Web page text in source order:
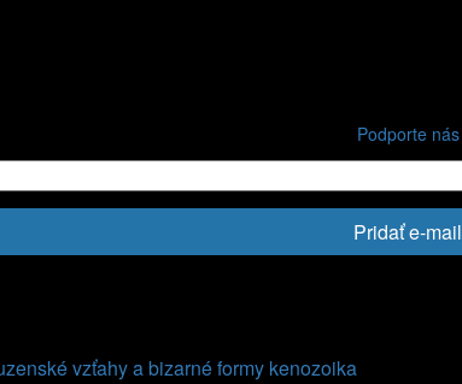
Podporte nás
Pridať e-mail
vzťahy a bizarné formy kenozoika